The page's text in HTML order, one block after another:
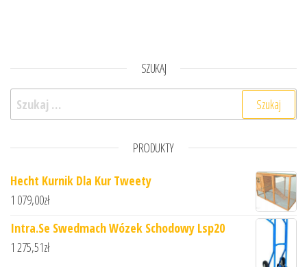
SZUKAJ
Szukaj:
PRODUKTY
Hecht Kurnik Dla Kur Tweety
1 079,00zł
Intra.Se Swedmach Wózek Schodowy Lsp20
1 275,51zł